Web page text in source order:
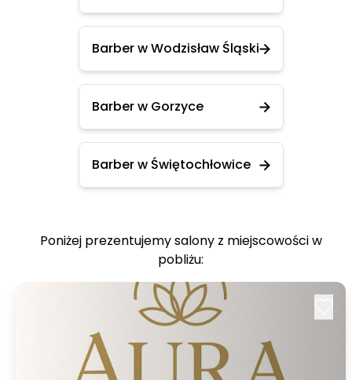
Barber w Wodzisław Śląski
Barber w Gorzyce
Barber w Świętochłowice
Poniżej prezentujemy salony z miejscowości w
pobliżu: